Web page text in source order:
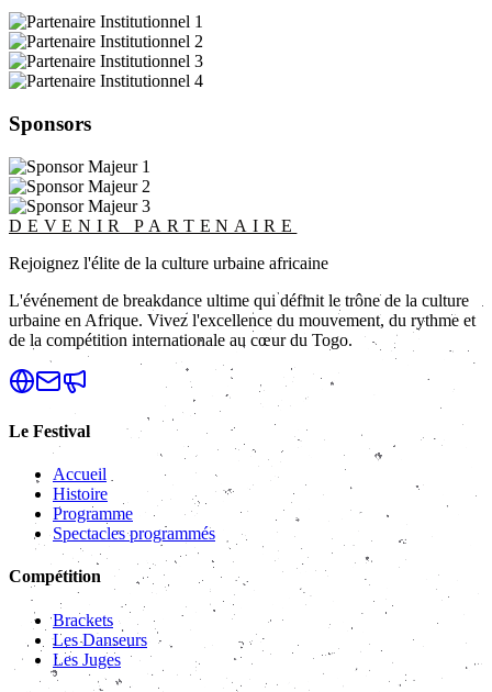
Sponsors
DEVENIR PARTENAIRE
Rejoignez l'élite de la culture urbaine africaine
L'événement de breakdance ultime qui définit le trône de la culture
urbaine en Afrique. Vivez l'excellence du mouvement, du rythme et
de la compétition internationale au cœur du Togo.
Le Festival
Accueil
Histoire
Programme
Spectacles programmés
Compétition
Brackets
Les Danseurs
Les Juges